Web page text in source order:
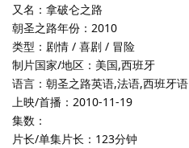
又名：拿破仑之路
朝圣之路年份：2010
类型：剧情 / 喜剧 / 冒险
制片国家/地区：美国,西班牙
语言：朝圣之路英语,法语,西班牙语
上映/首播：2010-11-19
集数：
片长/单集片长：123分钟